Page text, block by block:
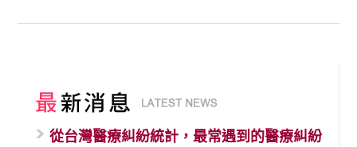
從台灣醫療糾紛統計，最常遇到的醫療糾紛